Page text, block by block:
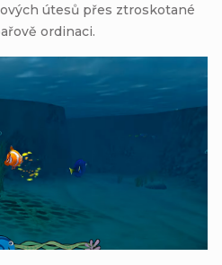
útesů přes ztroskotané
ordinaci.